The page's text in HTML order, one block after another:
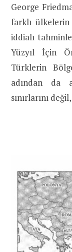
George
farklı ülkelerin
iddialı
Yüzyıl İçin
Türklerin
adından da
sınırlarını